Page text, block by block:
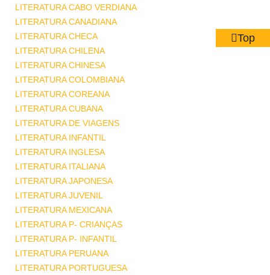
LITERATURA CABO VERDIANA
LITERATURA CANADIANA
LITERATURA CHECA
LITERATURA CHILENA
LITERATURA CHINESA
LITERATURA COLOMBIANA
LITERATURA COREANA
LITERATURA CUBANA
LITERATURA DE VIAGENS
LITERATURA INFANTIL
LITERATURA INGLESA
LITERATURA ITALIANA
LITERATURA JAPONESA
LITERATURA JUVENIL
LITERATURA MEXICANA
LITERATURA P- CRIANÇAS
LITERATURA P- INFANTIL
LITERATURA PERUANA
LITERATURA PORTUGUESA
Top